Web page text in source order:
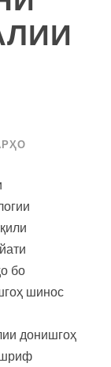
бо
шинос
донишгоҳ